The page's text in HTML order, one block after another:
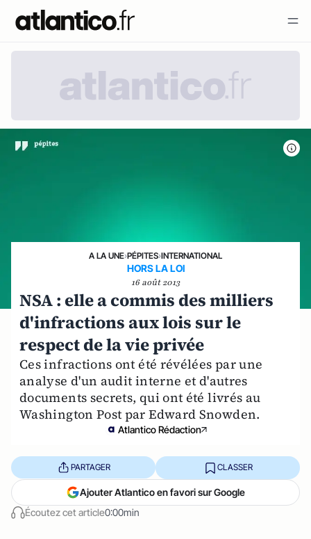
A LA UNE›PÉPITES›INTERNATIONAL
HORS LA LOI
16 août 2013
NSA : elle a commis des milliers
d'infractions aux lois sur le
respect de la vie privée
Ces infractions ont été révélées par une
analyse d'un audit interne et d'autres
documents secrets, qui ont été livrés au
Washington Post par Edward Snowden.
Atlantico Rédaction
Écoutez cet article0:00min
PARTAGER CLASSER
Ajouter Atlantico en favori sur Google